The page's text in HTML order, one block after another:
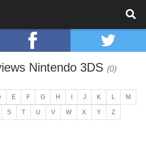
Nintendo 3DS (0)
E F G H J K L M
S T U V W X Y Z